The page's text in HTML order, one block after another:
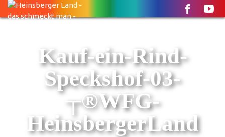
Kauf-ein-Rind-
Speckshof-03-
┬®WFG-
HeinsbergerLand